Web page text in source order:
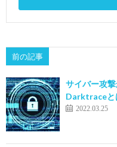
前の記事
サイバー攻
Darktraceと
2022.03.25